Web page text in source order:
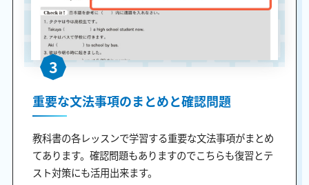
3
重要な文法事項のまとめと確認問題
教科書の各レッスンで学習する重要な文法事項がまとめ
てあります。確認問題もありますのでこちらも復習とテ
スト対策にも活用出来ます。